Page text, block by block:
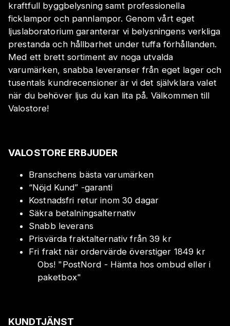
kraftfull byggbelysning samt professionella
ficklampor och pannlampor. Genom vårt eget
ljuslaboratorium garanterar vi belysningens verkliga
prestanda och hållbarhet under tuffa förhållanden.
Med ett brett sortiment av noga utvalda
varumärken, snabba leveranser från eget lager och
tusentals kundrecensioner är vi det självklara valet
när du behöver ljus du kan lita på. Välkommen till
Valostore!
VALOSTORE ERBJUDER
Branschens bästa varumärken
“Nöjd Kund” -garanti
Kostnadsfri retur inom 30 dagar
Säkra betalningsalternativ
Snabb leverans
Prisvärda fraktalternativ från 39 kr
Fri frakt när ordervärde överstiger 1849 kr
Obs! "PostNord - Hämta hos ombud eller i
paketbox"
KUNDTJÄNST